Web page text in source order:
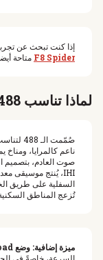
إذا كنت تبحث عن
F8 Spider متاحة
لماذا تناسب Ferrari 488 دبي تحديداً؟
صُمّمت
السفلية على طريق
تُزعج المناطق
ميزة إضافية: وضع Bumpy Road.